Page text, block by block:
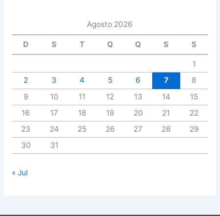
Agosto 2026
D S T Q Q S S
1
2
3 4 5 6 7
8
9
10 11 12 13 14
15
16
17 18 19 20 21
22
23
24 25 26 27 28
29
30
31
« Jul